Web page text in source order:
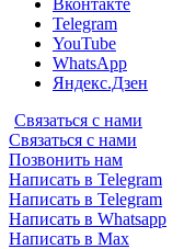
Вконтакте
Telegram
YouTube
WhatsApp
Яндекс.Дзен
Связаться с нами
Связаться с нами
Позвонить нам
Написать в Telegram
Написать в Telegram
Написать в Whatsapp
Написать в Max